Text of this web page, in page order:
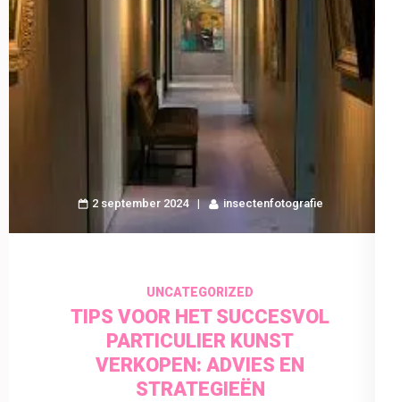
2 september 2024 insectenfotografie
UNCATEGORIZED
TIPS VOOR HET SUCCESVOL
PARTICULIER KUNST
VERKOPEN: ADVIES EN
STRATEGIEËN